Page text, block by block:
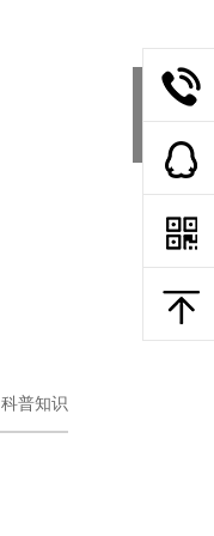
下
科普知识